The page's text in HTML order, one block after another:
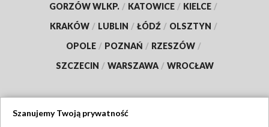
GORZÓW WLKP. / KATOWICE / KIELCE /
KRAKÓW / LUBLIN / ŁÓDŹ / OLSZTYN /
OPOLE / POZNAŃ / RZESZÓW /
SZCZECIN / WARSZAWA / WROCŁAW
Szanujemy Twoją prywatność